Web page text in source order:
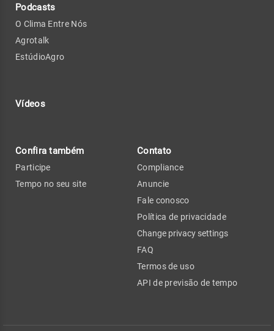
Podcasts
O Clima Entre Nós
Agrotalk
EstúdioAgro
Vídeos
Confira também
Participe
Tempo no seu site
Contato
Compliance
Anuncie
Fale conosco
Política de privacidade
Change privacy settings
FAQ
Termos de uso
API de previsão de tempo